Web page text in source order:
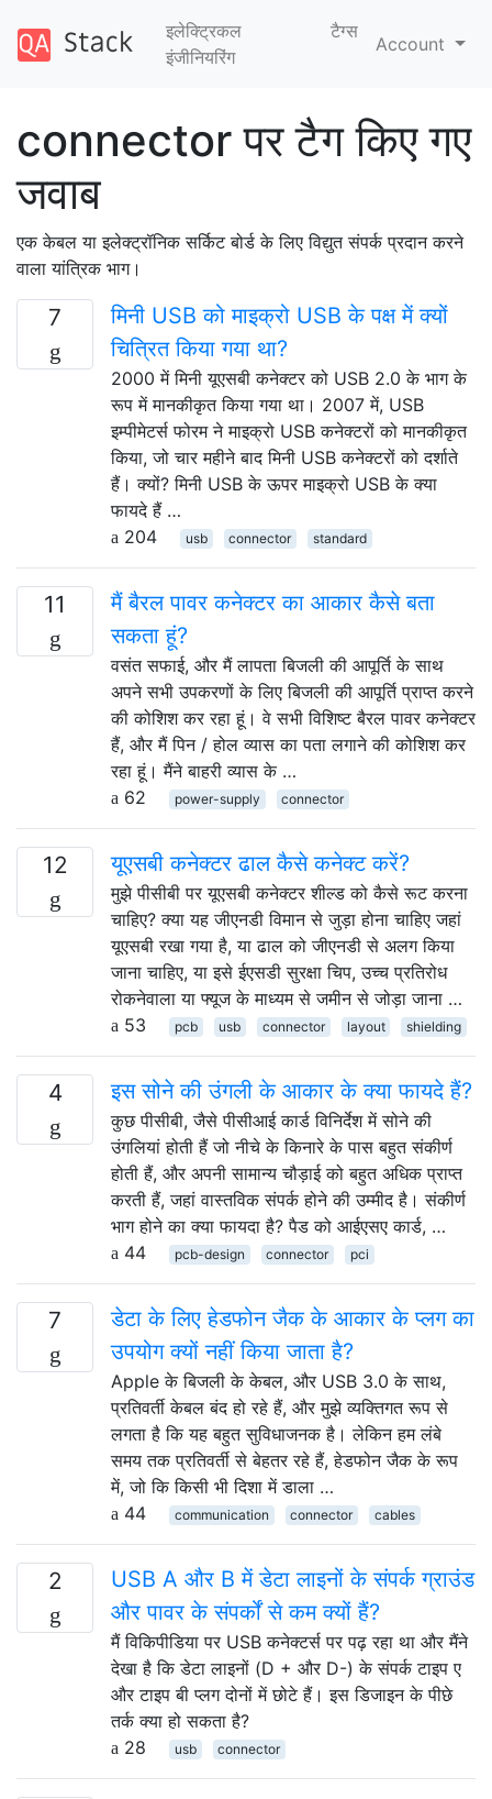
इलेक्ट्रिकल
इंजीनियरिंग
टैग्‍स
Account
connector पर टैग किए गए
जवाब
एक केबल या इलेक्ट्रॉनिक सर्किट बोर्ड के लिए विद्युत संपर्क प्रदान करने
वाला यांत्रिक भाग।
7
मिनी USB को माइक्रो USB के पक्ष में क्यों
चित्रित किया गया था?
2000 में मिनी यूएसबी कनेक्टर को USB 2.0 के भाग के
रूप में मानकीकृत किया गया था। 2007 में, USB
इम्पीमेटर्स फोरम ने माइक्रो USB कनेक्टरों को मानकीकृत
किया, जो चार महीने बाद मिनी USB कनेक्टरों को दर्शाते
हैं। क्यों? मिनी USB के ऊपर माइक्रो USB के क्या
फायदे हैं …
204
usb connector standard
11
मैं बैरल पावर कनेक्टर का आकार कैसे बता
सकता हूं?
वसंत सफाई, और मैं लापता बिजली की आपूर्ति के साथ
अपने सभी उपकरणों के लिए बिजली की आपूर्ति प्राप्त करने
की कोशिश कर रहा हूं। वे सभी विशिष्ट बैरल पावर कनेक्टर
हैं, और मैं पिन / होल व्यास का पता लगाने की कोशिश कर
रहा हूं। मैंने बाहरी व्यास के …
62
power-supply connector
12 यूएसबी कनेक्टर ढाल कैसे कनेक्ट करें?
मुझे पीसीबी पर यूएसबी कनेक्टर शील्ड को कैसे रूट करना
चाहिए? क्या यह जीएनडी विमान से जुड़ा होना चाहिए जहां
यूएसबी रखा गया है, या ढाल को जीएनडी से अलग किया
जाना चाहिए, या इसे ईएसडी सुरक्षा चिप, उच्च प्रतिरोध
रोकनेवाला या फ्यूज के माध्यम से जमीन से जोड़ा जाना …
53
pcb usb connector layout shielding
4 इस सोने की उंगली के आकार के क्या फायदे हैं?
कुछ पीसीबी, जैसे पीसीआई कार्ड विनिर्देश में सोने की
उंगलियां होती हैं जो नीचे के किनारे के पास बहुत संकीर्ण
होती हैं, और अपनी सामान्य चौड़ाई को बहुत अधिक प्राप्त
करती हैं, जहां वास्तविक संपर्क होने की उम्मीद है। संकीर्ण
भाग होने का क्या फायदा है? पैड को आईएसए कार्ड, …
44
pcb-design connector pci
7
डेटा के लिए हेडफोन जैक के आकार के प्लग का
उपयोग क्यों नहीं किया जाता है?
Apple के बिजली के केबल, और USB 3.0 के साथ,
प्रतिवर्ती केबल बंद हो रहे हैं, और मुझे व्यक्तिगत रूप से
लगता है कि यह बहुत सुविधाजनक है। लेकिन हम लंबे
समय तक प्रतिवर्ती से बेहतर रहे हैं, हेडफोन जैक के रूप
में, जो कि किसी भी दिशा में डाला …
44
communication connector cables
2
USB A और B में डेटा लाइनों के संपर्क ग्राउंड
और पावर के संपर्कों से कम क्यों हैं?
मैं विकिपीडिया पर USB कनेक्टर्स पर पढ़ रहा था और मैंने
देखा है कि डेटा लाइनों (D + और D-) के संपर्क टाइप ए
और टाइप बी प्लग दोनों में छोटे हैं। इस डिजाइन के पीछे
तर्क क्या हो सकता है?
28
usb connector